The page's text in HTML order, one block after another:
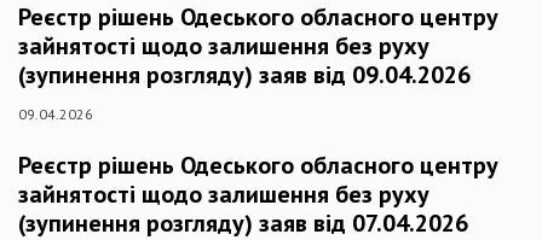
Реєстр рішень Одеського обласного центру
зайнятості щодо залишення без руху
(зупинення розгляду) заяв від 09.04.2026
09.04.2026
Реєстр рішень Одеського обласного центру
зайнятості щодо залишення без руху
(зупинення розгляду) заяв від 07.04.2026